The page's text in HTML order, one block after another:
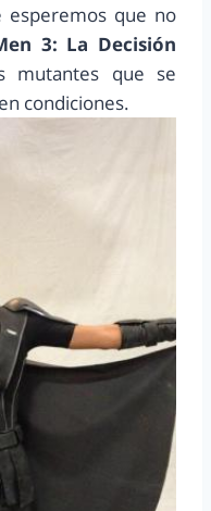
esperemos que no
3: La Decisión
mutantes que se
condiciones.